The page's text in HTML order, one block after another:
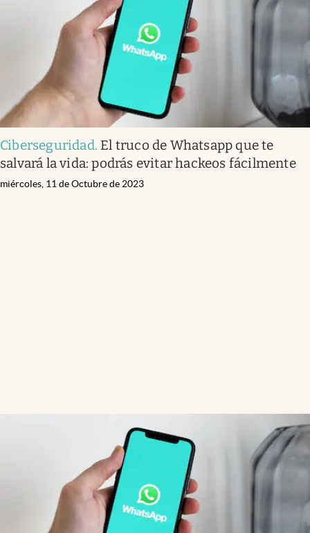
Ciberseguridad. El truco de Whatsapp que te
salvará la vida: podrás evitar hackeos fácilmente
miércoles, 11 de Octubre de 2023